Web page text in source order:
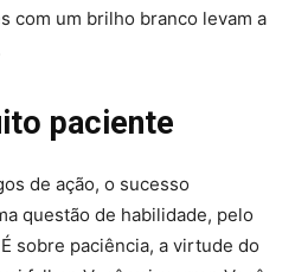
com um brilho branco levam a
paciente
de ação, o sucesso
questão de habilidade, pelo
sobre paciência, a virtude do